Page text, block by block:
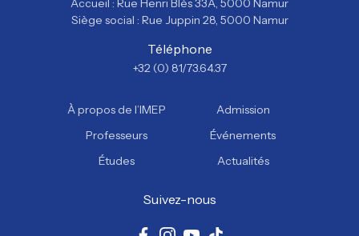
Accueil : Rue Henri Blès 33A, 5000 Namur
Siège social : Rue Juppin 28, 5000 Namur
Téléphone
+32 (0) 81/73.64.37
À propos de l’IMEP
Professeurs
Études
Admission
Événements
Actualités
Suivez-nous